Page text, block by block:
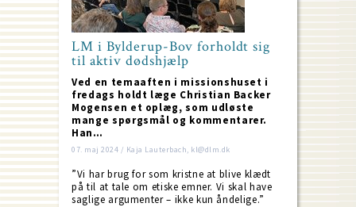
LM i Bylderup-Bov forholdt sig
til aktiv dødshjælp
Ved en temaaften i missionshuset i
fredags holdt læge Christian Backer
Mogensen et oplæg, som udløste
mange spørgsmål og kommentarer.
Han…
07. maj 2024 / Kaja Lauterbach, kl@dlm.dk
”Vi har brug for som kristne at blive klædt
på til at tale om etiske emner. Vi skal have
saglige argumenter – ikke kun åndelige.”